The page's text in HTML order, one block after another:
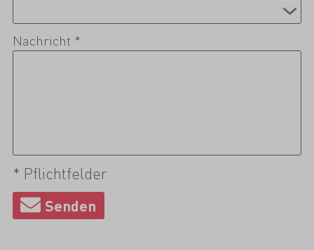
Nachricht *
* Pflichtfelder